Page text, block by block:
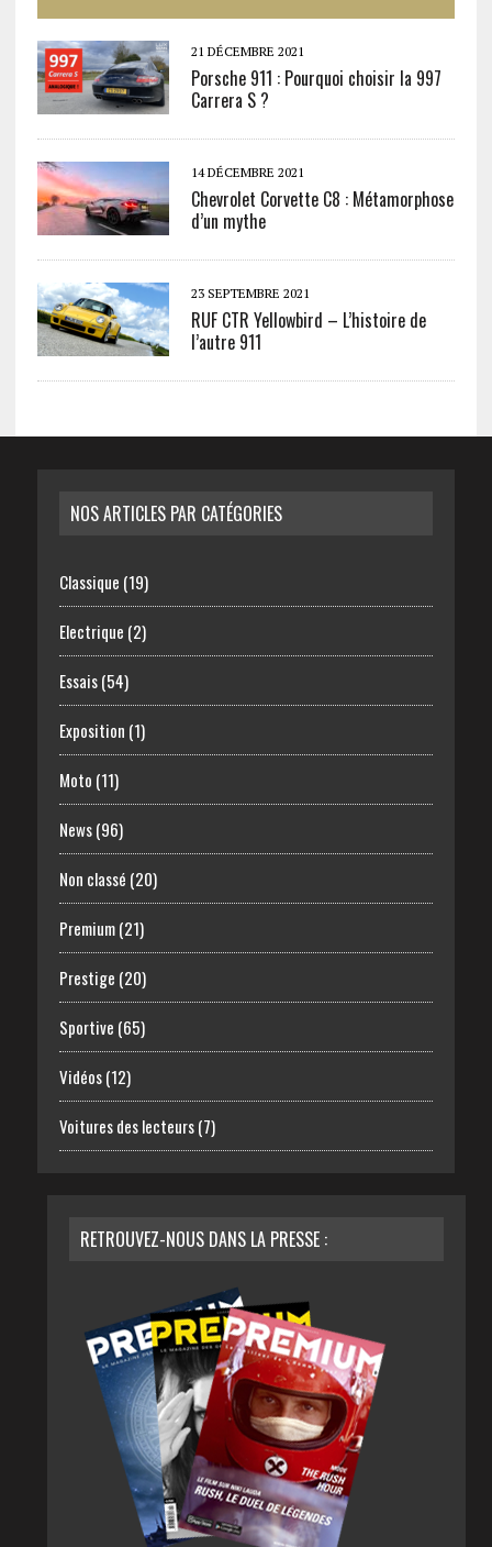
21 DÉCEMBRE 2021
Porsche 911 : Pourquoi choisir la 997
Carrera S ?
14 DÉCEMBRE 2021
Chevrolet Corvette C8 : Métamorphose
d’un mythe
23 SEPTEMBRE 2021
RUF CTR Yellowbird – L’histoire de
l’autre 911
NOS ARTICLES PAR CATÉGORIES
Classique (19)
Electrique (2)
Essais(54)
Exposition (1)
Moto (11)
News(96)
Non classé (20)
Premium(21)
Prestige (20)
Sportive (65)
Vidéos(12)
Voitures des lecteurs(7)
RETROUVEZ-NOUS DANS LA PRESSE :